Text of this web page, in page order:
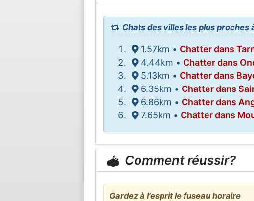
Chats des villes les plus proches
1.57km • Chatter dans
4.44km • Chatter dans
5.13km • Chatter dans
6.35km • Chatter dans
6.86km • Chatter dans
7.65km • Chatter dans
Comment réussir?
Gardez à l'esprit le fuseau horaire